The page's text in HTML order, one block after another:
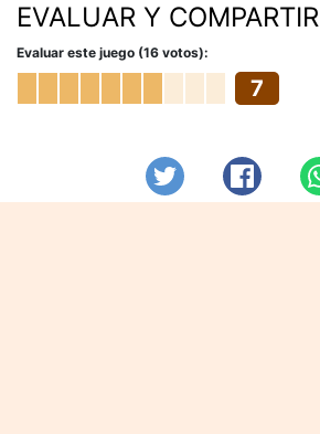
EVALUAR Y COMPARTIR
Evaluar este juego (16 votos):
7